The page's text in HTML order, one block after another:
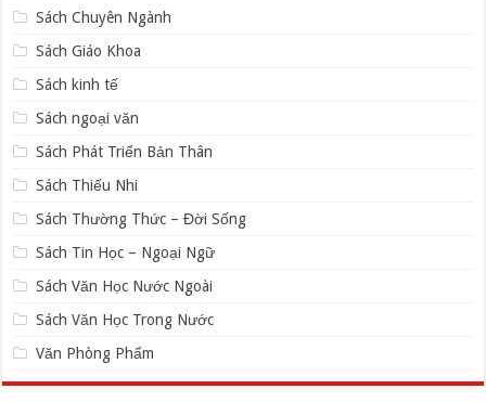
Sách Chuyên Ngành
Sách Giáo Khoa
Sách kinh tế
Sách ngoại văn
Sách Phát Triển Bản Thân
Sách Thiếu Nhi
Sách Thường Thức – Đời Sống
Sách Tin Học – Ngoại Ngữ
Sách Văn Học Nước Ngoài
Sách Văn Học Trong Nước
Văn Phòng Phẩm